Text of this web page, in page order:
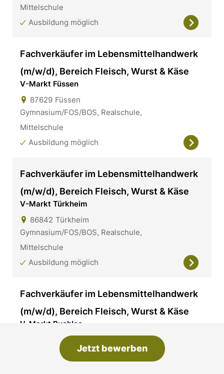
Jetzt bewerben
Mittelschule
Ausbildung möglich
Fachverkäufer im Lebensmittelhandwerk
(m/w/d), Bereich Fleisch, Wurst & Käse
V-Markt Füssen
87629 Füssen
Gymnasium/FOS/BOS, Realschule,
Mittelschule
Ausbildung möglich
Fachverkäufer im Lebensmittelhandwerk
(m/w/d), Bereich Fleisch, Wurst & Käse
V-Markt Türkheim
86842 Türkheim
Gymnasium/FOS/BOS, Realschule,
Mittelschule
Ausbildung möglich
Fachverkäufer im Lebensmittelhandwerk
(m/w/d), Bereich Fleisch, Wurst & Käse
V-Markt Buchloe
Buchloe
Gymnasium/FOS/BOS, Realschule,